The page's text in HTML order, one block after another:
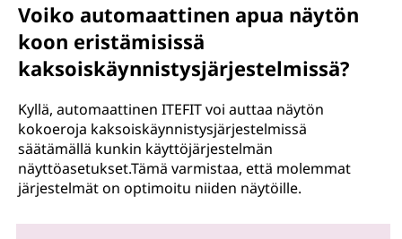
Voiko automaattinen apua näytön
koon eristämisissä
kaksoiskäynnistysjärjestelmissä?
Kyllä, automaattinen ITEFIT voi auttaa näytön
kokoeroja kaksoiskäynnistysjärjestelmissä
säätämällä kunkin käyttöjärjestelmän
näyttöasetukset.Tämä varmistaa, että molemmat
järjestelmät on optimoitu niiden näytöille.